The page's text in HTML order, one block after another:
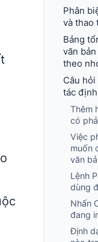
Phân
và thao
Bảng
văn
theo
Câu
tác
Thêm
có
Việc
muốn
văn
Lệnh
dùng
Nhấn
đang
Định